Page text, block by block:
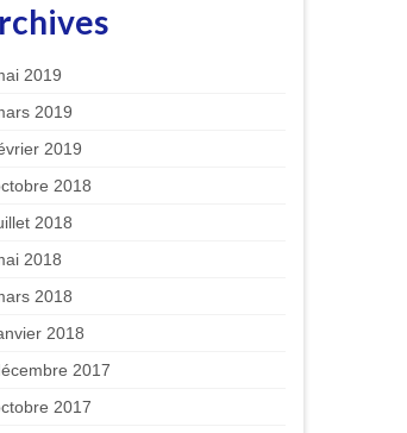
2019
2019
2019
2018
2018
2018
2018
2018
2017
2017